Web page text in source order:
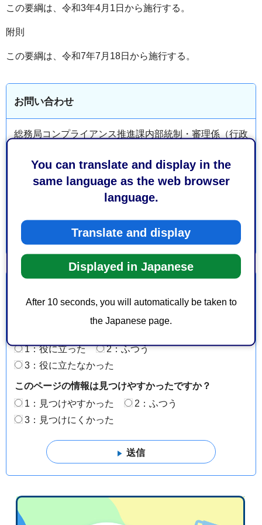
You can translate and display in the
same language as the web browser
language.
Translate and display
Displayed in Japanese
After 10 seconds, you will automatically be taken to
the Japanese page.
この要綱は、令和3年4月1日から施行する。
附則
この要綱は、令和7年7月18日から施行する。
お問い合わせ
総務局コンプライアンス推進課内部統制・審理係（行政
葵区追手町5-1 静岡庁舎新館9階
電話番号：054-221-1504
ファックス番号：054-205-1377
見をお聞かせください
1：役に立った
2：ふつう
3：役に立たなかった
このページの情報は見つけやすかったですか？
1：見つけやすかった
2：ふつう
3：見つけにくかった